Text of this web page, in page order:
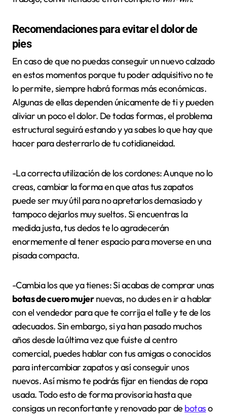
Recomendaciones para evitar el dolor de
pies
En caso de que no puedas conseguir un nuevo calzado
en estos momentos porque tu poder adquisitivo no te
lo permite, siempre habrá formas más económicas.
Algunas de ellas dependen únicamente de ti y pueden
aliviar un poco el dolor. De todas formas, el problema
estructural seguirá estando y ya sabes lo que hay que
hacer para desterrarlo de tu cotidianeidad.
-La correcta utilización de los cordones: Aunque no lo
creas, cambiar la forma en que atas tus zapatos
puede ser muy útil para no apretarlos demasiado y
tampoco dejarlos muy sueltos. Si encuentras la
medida justa, tus dedos te lo agradecerán
enormemente al tener espacio para moverse en una
pisada compacta.
-Cambia los que ya tienes: Si acabas de comprar unas
botas de cuero mujernuevas, no dudes en ir a hablar
con el vendedor para que te corrija el talle y te de los
adecuados. Sin embargo, si ya han pasado muchos
años desde la última vez que fuiste al centro
comercial, puedes hablar con tus amigas o conocidos
para intercambiar zapatos y así conseguir unos
nuevos. Así mismo te podrás fijar en tiendas de ropa
usada. Todo esto de forma provisoria hasta que
consigas un reconfortante y renovado par de botaso